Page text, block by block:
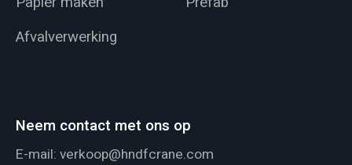
Afvalverwerking
Neem contact met ons op
E-mail: verkoop@hndfcrane.com